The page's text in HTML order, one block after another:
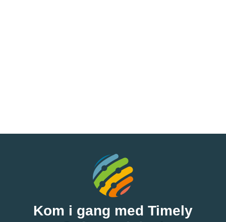
Kom i gang med Timely